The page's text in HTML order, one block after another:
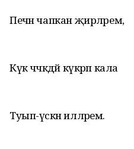
Печән чапкан җирләрем,
Күк чәчкәдәй күкрәп кала
Туып-үскән илләрем.